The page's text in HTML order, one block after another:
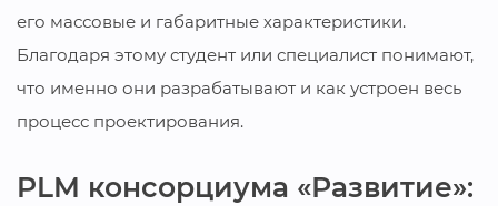
его массовые и габаритные характеристики.
Благодаря этому студент или специалист понимают,
что именно они разрабатывают и как устроен весь
процесс проектирования.
PLM консорциума «Развитие»: